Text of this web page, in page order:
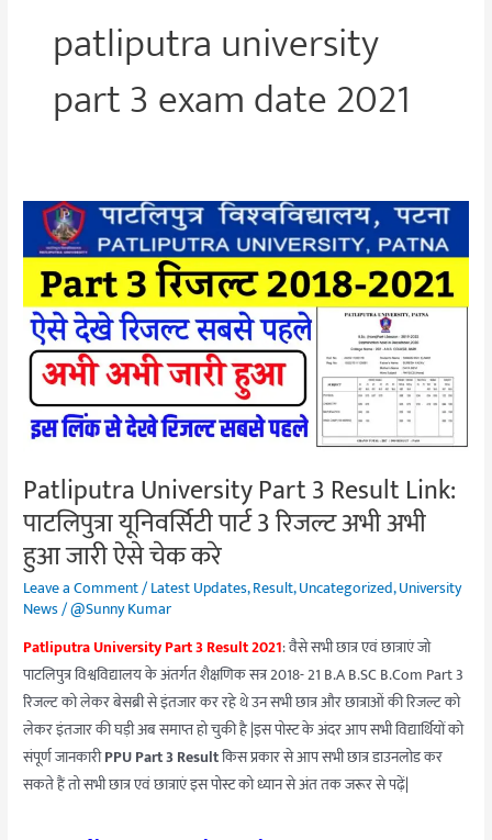
patliputra university
part 3 exam date 2021
Patliputra University Part 3 Result Link:
पाटलिपुत्रा यूनिवर्सिटी पार्ट 3 रिजल्ट अभी अभी
हुआ जारी ऐसे चेक करे
Leave a Comment/Latest Updates,Result,Uncategorized,University
News/@Sunny Kumar
Patliputra University Part 3 Result 2021: वैसे सभी छात्र एवं छात्राएं जो
पाटलिपुत्र विश्वविद्यालय के अंतर्गत शैक्षणिक सत्र 2018- 21 B.A B.SC B.Com Part 3
रिजल्ट को लेकर बेसब्री से इंतजार कर रहे थे उन सभी छात्र और छात्राओं की रिजल्ट को
लेकर इंतजार की घड़ी अब समाप्त हो चुकी है |इस पोस्ट के अंदर आप सभी विद्यार्थियों को
संपूर्ण जानकारीPPU Part 3 Resultकिस प्रकार से आप सभी छात्र डाउनलोड कर
सकते हैं तो सभी छात्र एवं छात्राएं इस पोस्ट को ध्यान से अंत तक जरूर से पढ़ें|
Patliputra
University
Part
Result
Link:
पाटलिपुत्रा
यूनिवर्सिटी
पार्ट
रिजल्ट
अभी
अभी
हुआ
जारी
चेक
करे